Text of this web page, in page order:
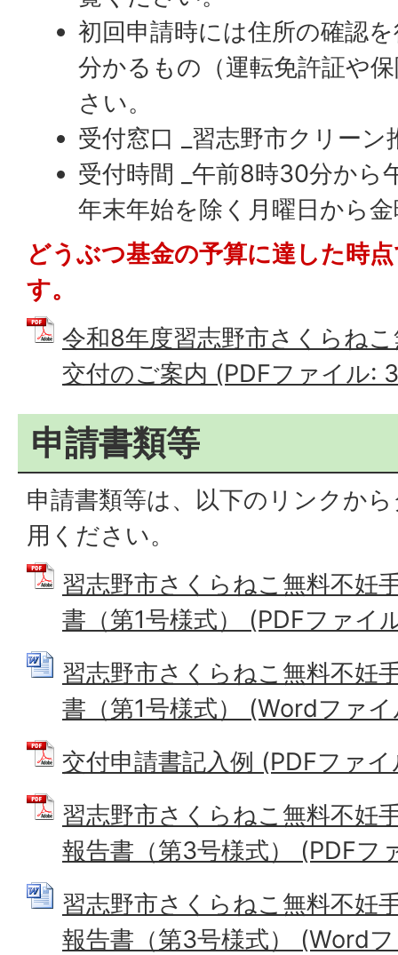
初回申請時には住所の確認
分かるもの（運転免許証や
さい。
受付窓口 _習志野市クリー
受付時間 _午前8時30分から
年末年始を除く月曜日から
どうぶつ基金の予算に達した時
す。
令和8年度習志野市さくらね
交付のご案内 (PDFファイル:
申請書類等
申請書類等は、以下のリンクか
用ください。
習志野市さくらねこ無料不妊
書（第1号様式） (PDFファイ
習志野市さくらねこ無料不妊
書（第1号様式） (Wordファ
交付申請書記入例 (PDFファ
習志野市さくらねこ無料不妊
報告書（第3号様式） (PDFフ
習志野市さくらねこ無料不妊
報告書（第3号様式） (Word